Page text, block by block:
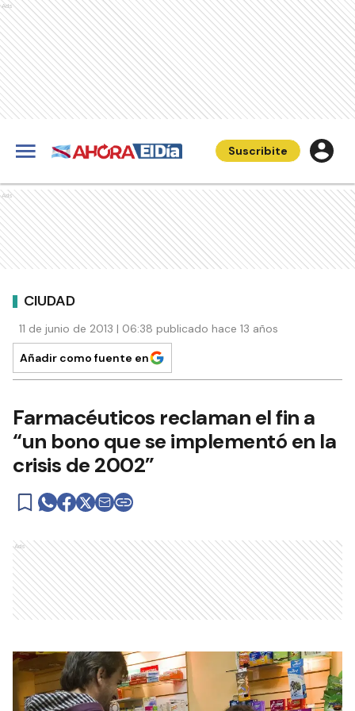
Ads
Suscribite
Ads
CIUDAD
11 de junio de 2013 | 06:38 publicado hace 13 años
Añadir como fuente en
Farmacéuticos reclaman el fin a
“un bono que se implementó en la
crisis de 2002”
Ads